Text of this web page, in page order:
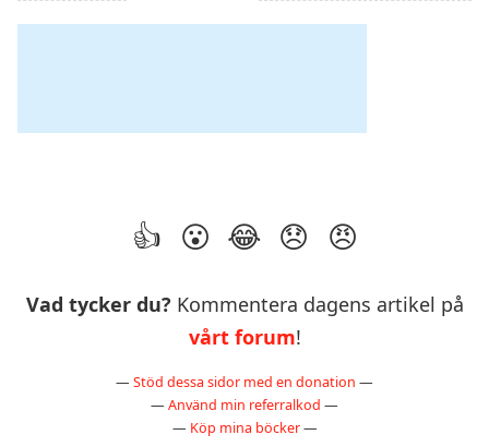
Vad tycker du? Kommentera dagens artikel på
vårt forum!
— Stöd dessa sidor med en donation —
— Använd min referralkod —
— Köp mina böcker—